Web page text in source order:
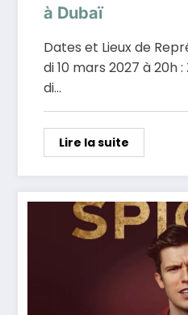
à Dubaï
Dates et Lieux de
di 10 mars 2027 à 20h
di…
Lire la suite